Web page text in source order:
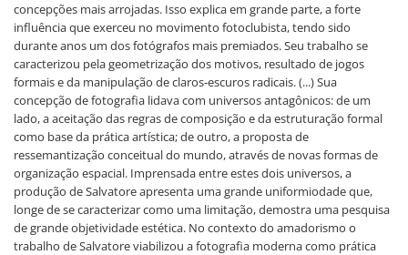
concepções mais arrojadas. Isso explica em grande parte, a forte
influência que exerceu no movimento fotoclubista, tendo sido
durante anos um dos fotógrafos mais premiados. Seu trabalho se
caracterizou pela geometrização dos motivos, resultado de jogos
formais e da manipulação de claros-escuros radicais. (...) Sua
concepção de fotografia lidava com universos antagônicos: de um
lado, a aceitação das regras de composição e da estruturação formal
como base da prática artística; de outro, a proposta de
ressemantização conceitual do mundo, através de novas formas de
organização espacial. Imprensada entre estes dois universos, a
produção de Salvatore apresenta uma grande uniformiodade que,
longe de se caracterizar como uma limitação, demostra uma pesquisa
de grande objetividade estética. No contexto do amadorismo o
trabalho de Salvatore viabilizou a fotografia moderna como prática